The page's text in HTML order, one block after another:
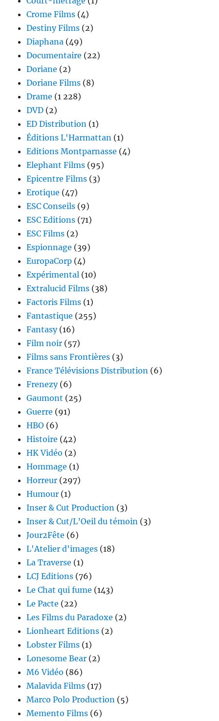
Crome Films (4)
Destiny Films (2)
Diaphana (49)
Documentaire (22)
Doriane (2)
Doriane Films (8)
Drame (1 228)
DVD (2)
ED Distribution (1)
Éditions L'Harmattan (1)
Editions Montparnasse (4)
Elephant Films (95)
Epicentre Films (3)
Erotique (47)
ESC Conseils (9)
ESC Editions (71)
ESC Films (2)
Espionnage (39)
EuropaCorp (4)
Expérimental (10)
Extralucid Films (38)
Factoris Films (1)
Fantastique (255)
Fantasy(16)
Film noir (57)
Films sans Frontières (3)
France Télévisions Distribution (6)
Frenezy(6)
Gaumont (25)
Guerre (91)
HBO (6)
Histoire (42)
HK Vidéo (2)
Hommage (1)
Horreur (297)
Humour (1)
Inser & Cut Production (3)
Inser & Cut/L’Oeil du témoin (3)
Jour2Fête (6)
L'Atelier d'images (18)
La Traverse (1)
LCJ Editions (76)
Le Chat qui fume (143)
Le Pacte (22)
Les Films du Paradoxe (2)
Lionheart Editions (2)
Lobster Films (1)
Lonesome Bear (2)
M6 Vidéo (86)
Malavida Films (17)
Marco Polo Production (5)
Memento Films (6)